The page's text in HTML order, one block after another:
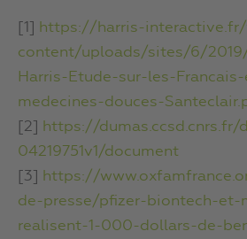
[1]
https://harris-
content/uploads/sites/6/
Harris-Etude-sur-les-
medecines-douces-
[2]
https://dumas.ccsd.cnrs.fr/
04219751v1/document
[3]
https://
de-presse/pfizer-biontech-et-
realisent-1-000-dollars-de-